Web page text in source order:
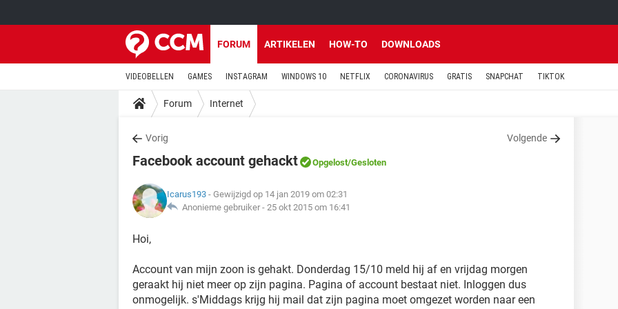
FORUM ARTIKELEN HOW-TO DOWNLOADS
VIDEOBELLEN GAMES INSTAGRAM WINDOWS 10 NETFLIX CORONAVIRUS GRATIS SNAPCHAT TIKTOK
Forum Internet
Vorig Volgende
Facebook account gehackt Opgelost/Gesloten
Icarus193 - Gewijzigd op 14 jan 2019 om 02:31
Anonieme gebruiker - 25 okt 2015 om 16:41
Hoi,
Account van mijn zoon is gehakt. Donderdag 15/10 meld hij af en vrijdag morgen
geraakt hij niet meer op zijn pagina. Pagina of account bestaat niet. Inloggen dus
onmogelijk. s'Middags krijg hij mail dat zijn pagina moet omgezet worden naar een